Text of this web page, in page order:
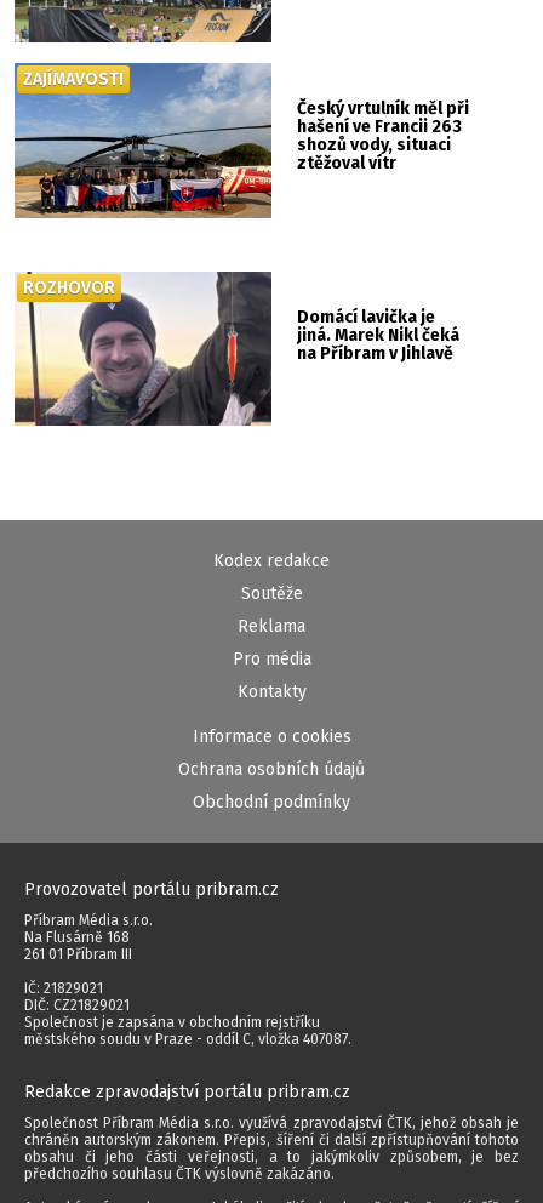
Český vrtulník měl při
hašení ve Francii 263
shozů vody, situaci
ztěžoval vítr
ZAJÍMAVOSTI
Domácí lavička je
jiná. Marek Nikl čeká
na Příbram v Jihlavě
ROZHOVOR
Kodex redakce
Soutěže
Reklama
Pro média
Kontakty
Informace o cookies
Ochrana osobních údajů
Obchodní podmínky
Provozovatel portálu pribram.cz
Příbram Média s.r.o.
Na Flusárně 168
261 01 Příbram III
IČ: 21829021
DIČ: CZ21829021
Společnost je zapsána v obchodním rejstříku
městského soudu v Praze - oddíl C, vložka 407087.
Redakce zpravodajství portálu pribram.cz
Společnost Příbram Média s.r.o. využívá zpravodajství ČTK, jehož obsah je
chráněn autorským zákonem. Přepis, šíření či další zpřístupňování tohoto
obsahu či jeho části veřejnosti, a to jakýmkoliv způsobem, je bez
předchozího souhlasu ČTK výslovně zakázáno.